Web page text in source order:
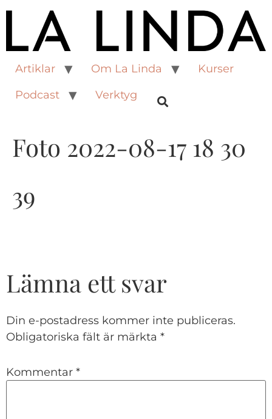
Artiklar Om La Linda
Kurser
Podcast
Verktyg
Foto 2022-08-17 18 30
39
Lämna ett svar
Din e-postadress kommer inte publiceras.
Obligatoriska fält är märkta *
Kommentar *